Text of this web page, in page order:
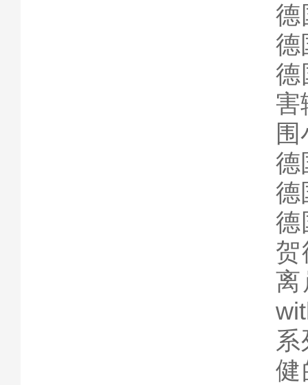
德
德
德
害
德
德
德
贺
离
健